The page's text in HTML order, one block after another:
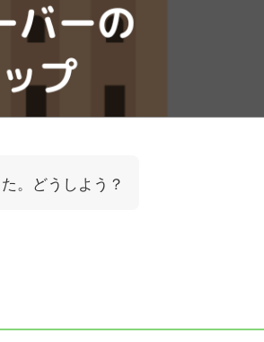
。どうしよう？